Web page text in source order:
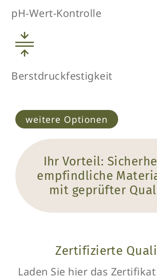
pH-Wert-Kontrolle
Berstdruckfestigkeit
weitere Optionen
Ihr Vorteil:
empfindliche
mit geprüfter
Zertifizierte
Laden Sie hier das